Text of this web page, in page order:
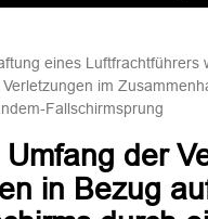
eines Luftfrachtführers
im
Fallschirmsprung
Umfang der
in Bezug